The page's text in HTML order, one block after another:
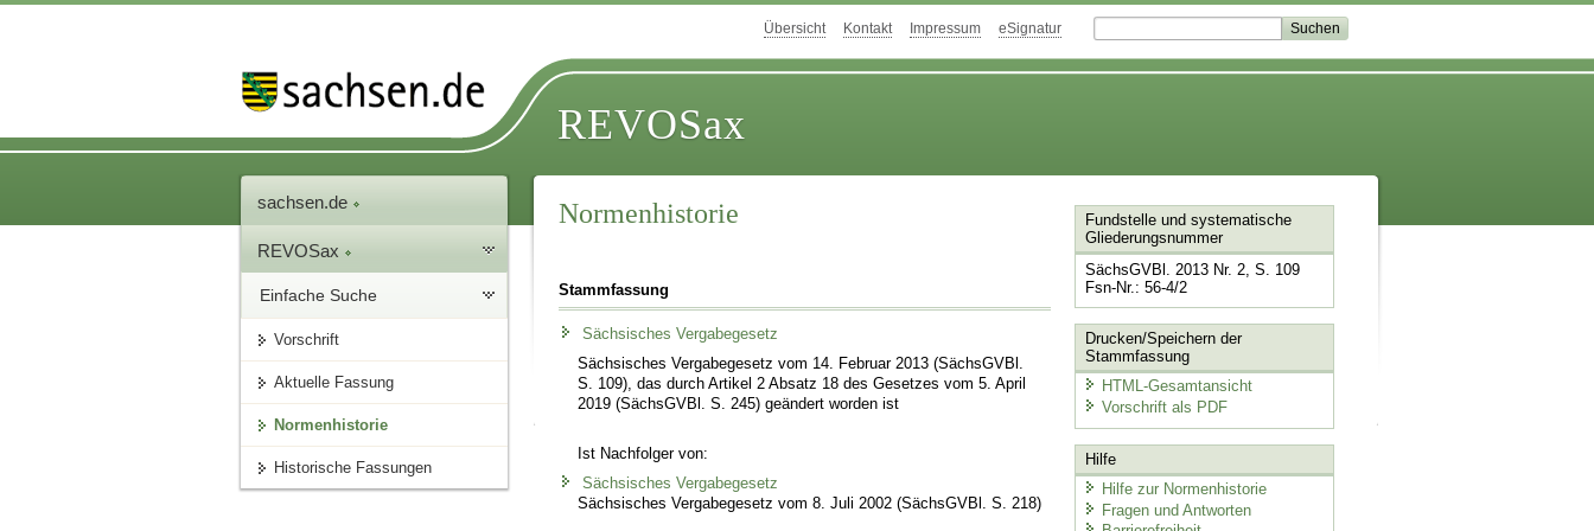
Übersicht Kontakt Impressum eSignatur
REVOSax
sachsen.de
REVOSax
Einfache Suche
Vorschrift
Aktuelle Fassung
Normenhistorie
Historische Fassungen
Normenhistorie
Stammfassung
Sächsisches Vergabegesetz
Sächsisches Vergabegesetz vom 14. Februar 2013 (SächsGVBl.
S. 109), das durch Artikel 2 Absatz 18 des Gesetzes vom 5. April
2019 (SächsGVBl. S. 245) geändert worden ist
Ist Nachfolger von:
Sächsisches Vergabegesetz
Sächsisches Vergabegesetz vom 8. Juli 2002 (SächsGVBl. S. 218)
Fundstelle und systematische
Gliederungsnummer
SächsGVBl. 2013 Nr. 2, S. 109
Fsn-Nr.: 56-4/2
Drucken/Speichern der
Stammfassung
HTML-Gesamtansicht
Vorschrift als PDF
Hilfe
Hilfe zur Normenhistorie
Fragen und Antworten